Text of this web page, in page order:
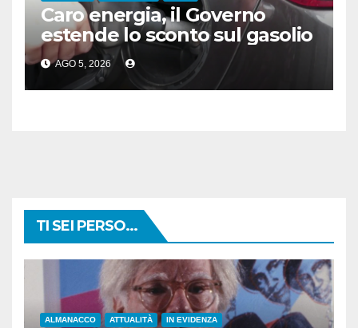
Caro energia, il Governo
estende lo sconto sul gasolio
AGO 5, 2026
TI SEI PERSO...
ALMANACCO ATTUALITÀ IN EVIDENZA